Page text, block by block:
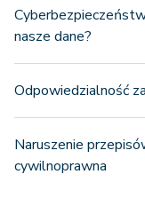
nasze dane?
Odpowiedzialność
Naruszenie
cywilnoprawna